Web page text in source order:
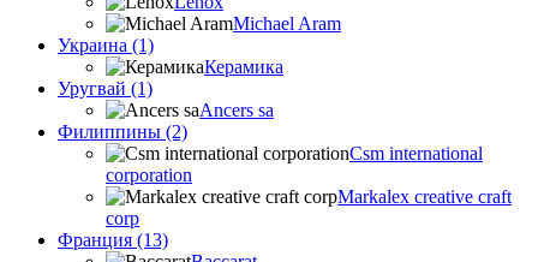
Michael Aram
Украина (1)
Керамика
Уругвай (1)
Ancers sa
Филиппины (2)
Csm international
corporation
Markalex creative craft
corp
Франция (13)